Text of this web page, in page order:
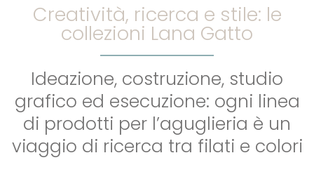
Creatività, ricerca e stile: le
collezioni Lana Gatto
Ideazione, costruzione, studio
grafico ed esecuzione: ogni linea
di prodotti per l’aguglieria è un
viaggio di ricerca tra filati e colori